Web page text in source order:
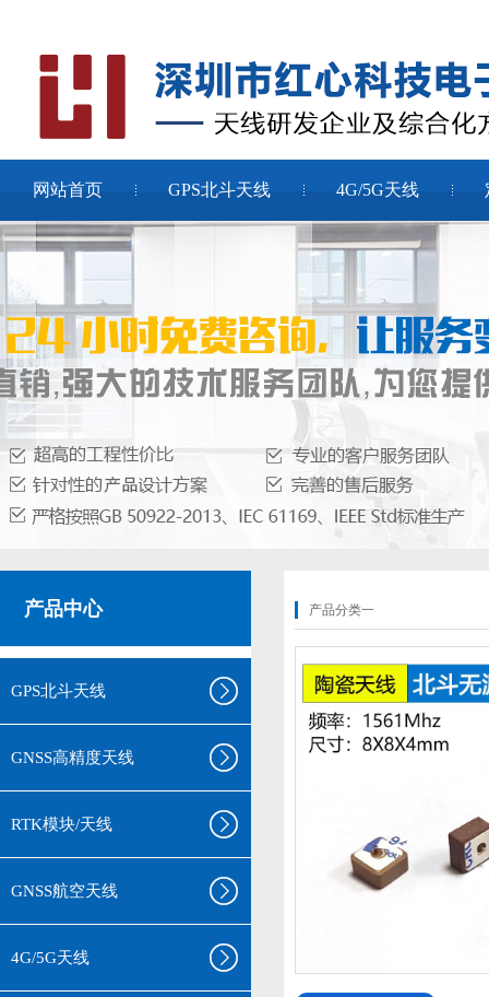
网站首页 GPS北斗天线 4G/5G天线
产品中心
GPS北斗天线
GNSS高精度天线
RTK模块/天线
GNSS航空天线
4G/5G天线
产品分类一